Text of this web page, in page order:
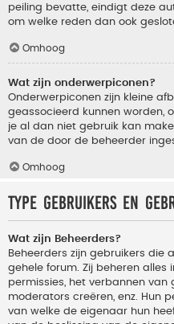
peiling bevatte, eindigt deze
om welke reden dan ook
Omhoog
Wat zijn onderwerpiconen?
Onderwerpiconen zijn kleine
geassocieerd kunnen worden,
je al dan niet gebruik kan
van de door de beheerder
Omhoog
Type gebruikers en
Wat zijn Beheerders?
Beheerders zijn gebruikers die
gehele forum. Zij beheren alles
permissies, het verbannen van
moderators creëren, enz. Hun
van welke de eigenaar hun